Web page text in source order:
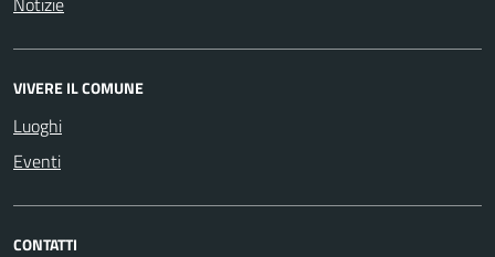
VIVERE IL COMUNE
Luoghi
Eventi
CONTATTI